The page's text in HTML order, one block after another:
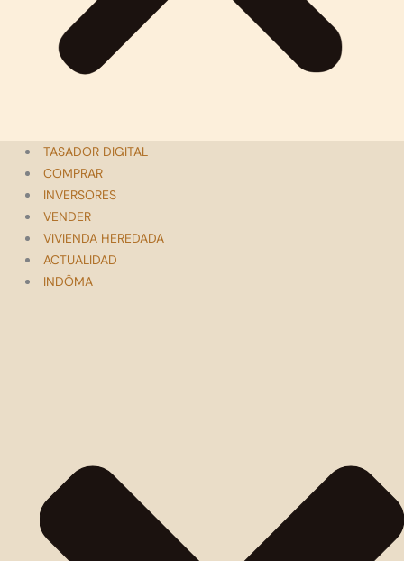
TASADOR DIGITAL
COMPRAR
INVERSORES
VENDER
VIVIENDA HEREDADA
ACTUALIDAD
INDÔMA